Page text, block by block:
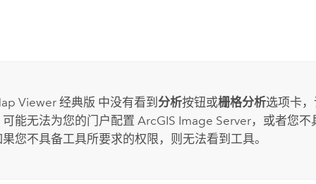
Viewer 经典版 中没有看到 分析按钮或栅格分析选项卡
能无法为您的门户配置 ArcGIS Image Server，或者您不
您不具备工具所要求的权限，则无法看到工具。